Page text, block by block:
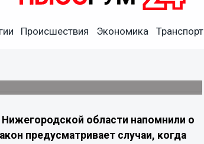
Происшествия Экономика Транспорт
не платить за
области напомнили о
предусматривает случаи, когда